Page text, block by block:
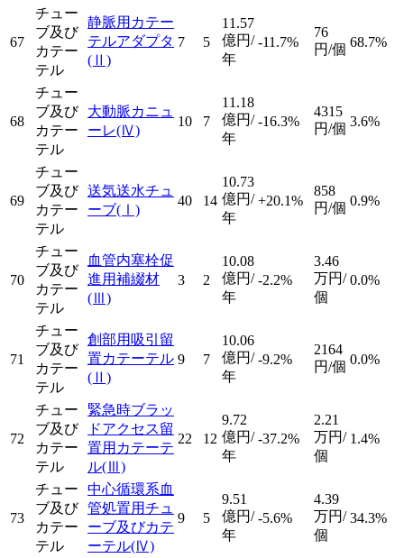
67
チュー
ブ及び
カテー
テル
静脈用カテー
テルアダプタ
(Ⅱ)
7 5
11.57
億円/
年
-11.7%
76
円/個 68.7%
68
チュー
ブ及び
カテー
テル
大動脈カニュ
ーレ(Ⅳ)
10 7
11.18
億円/
年
-16.3%
4315
円/個 3.6%
69
チュー
ブ及び
カテー
テル
送気送水チュ
ーブ(Ⅰ)
40 14
10.73
億円/
年
+20.1%
858
円/個 0.9%
70
チュー
ブ及び
カテー
テル
血管内塞栓促
進用補綴材
(Ⅲ)
3 2
10.08
億円/
年
-2.2%
3.46
万円/
個
0.0%
71
チュー
ブ及び
カテー
テル
創部用吸引留
置カテーテル
(Ⅱ)
9 7
10.06
億円/
年
-9.2%
2164
円/個 0.0%
72
チュー
ブ及び
カテー
テル
緊急時ブラッ
ドアクセス留
置用カテーテ
ル(Ⅲ)
22 12
9.72
億円/
年
-37.2%
2.21
万円/
個
1.4%
73
チュー
ブ及び
カテー
テル
中心循環系血
管処置用チュ
ーブ及びカテ
ーテル(Ⅳ)
9 5
9.51
億円/
年
-5.6%
4.39
万円/
個
34.3%